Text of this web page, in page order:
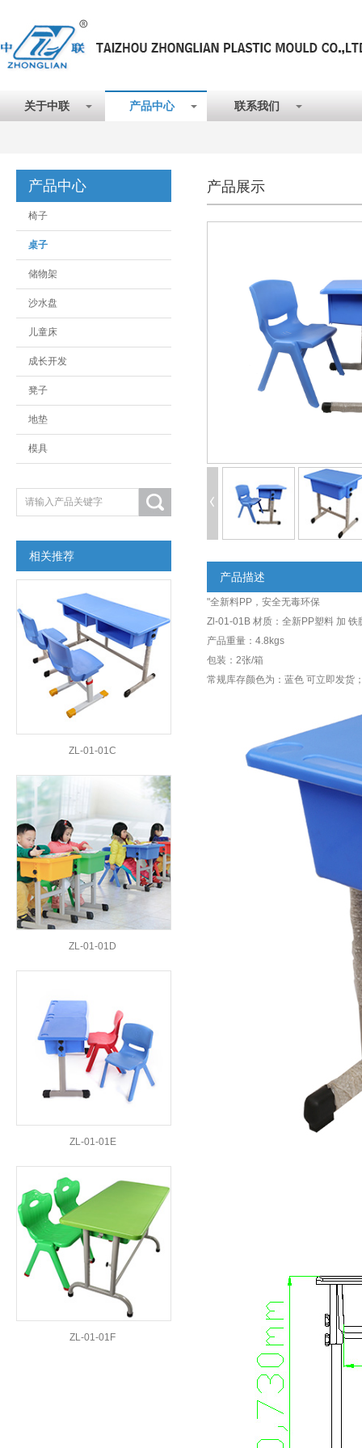
关于中联 产品中心 联系我们
产品中心
椅子
桌子
储物架
沙水盘
儿童床
成长开发
凳子
地垫
模具
相关推荐
ZL-01-01C
ZL-01-01D
ZL-01-01E
ZL-01-01F
产品展示
产品描述
"全新料PP，安全无毒环保
Zl-01-01B 材质：全新PP塑料 加 铁
产品重量：4.8kgs
包装：2张/箱
常规库存颜色为：蓝色 可立即发货